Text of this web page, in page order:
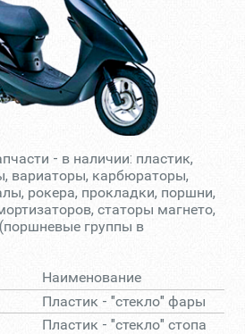
- в наличии: пластик,
вариаторы, карбюраторы,
рокера, прокладки, поршни,
статоры магнето,
группы в
Наименование
Пластик - "стекло" фары
Пластик - "стекло" стопа